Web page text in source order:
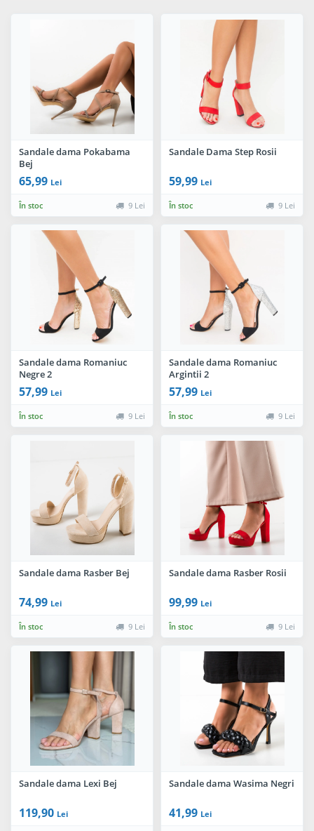
Sandale dama Pokabama
Bej
65,99 Lei
În stoc 9 Lei
Sandale Dama Step Rosii
59,99 Lei
În stoc 9 Lei
Sandale dama Romaniuc
Negre 2
57,99 Lei
În stoc 9 Lei
Sandale dama Romaniuc
Argintii 2
57,99 Lei
În stoc 9 Lei
Sandale dama Rasber Bej
74,99 Lei
În stoc 9 Lei
Sandale dama Rasber Rosii
99,99 Lei
În stoc 9 Lei
Sandale dama Lexi Bej
119,90 Lei
Sandale dama Wasima Negri
41,99 Lei